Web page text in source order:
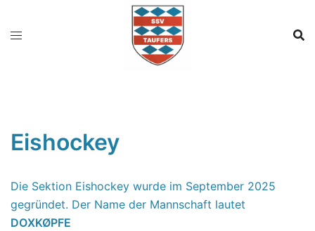
Eishockey
Die Sektion Eishockey wurde im September 2025
gegründet. Der Name der Mannschaft lautet
DOXKØPFE